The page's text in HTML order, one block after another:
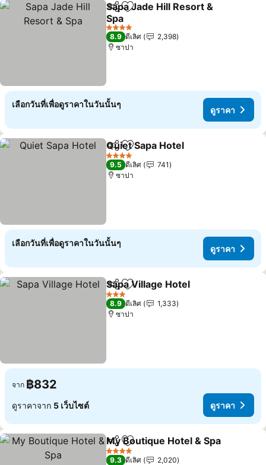
แชร์ เพิ่มในรายการโปรด
Sapa Jade Hill Resort &
Spa
ดูราคา
4 ดาว
8.9 ดีเลิศ
2,398
ซาปา
เลือกวันที่เพื่อดูราคาในวันนั้นๆ
ดูราคา
แชร์ เพิ่มในรายการโปรด
Quiet Sapa Hotel
4 ดาว
9.5 ดีเลิศ
741
ซาปา
เลือกวันที่เพื่อดูราคาในวันนั้นๆ
ดูราคา
แชร์ เพิ่มในรายการโปรด
Sapa Village Hotel
3 ดาว
8.9 ดีเลิศ
1,333
ซาปา
จาก ฿832
ดูราคาจาก 5 เว็บไซต์ ดูราคา
แชร์ เพิ่มในรายการโปรด
My Boutique Hotel & Spa
4 ดาว
9.3 ดีเลิศ
2,020